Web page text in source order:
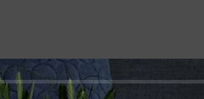
POPIS